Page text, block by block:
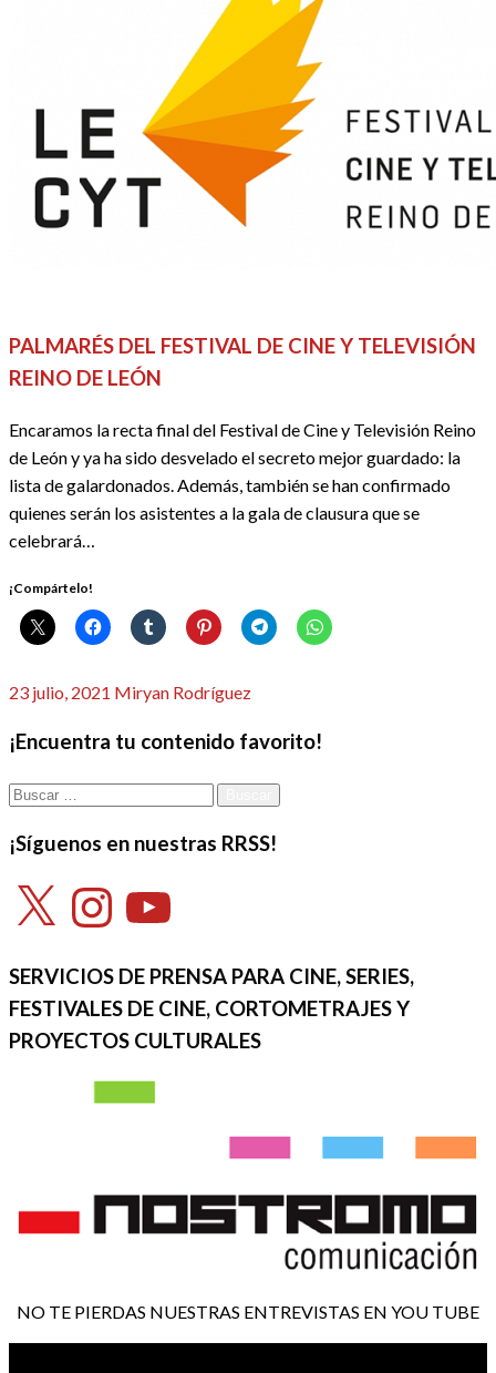
PALMARÉS DEL FESTIVAL DE CINE Y TELEVISIÓN
REINO DE LEÓN
Encaramos la recta final del Festival de Cine y Televisión Reino
de León y ya ha sido desvelado el secreto mejor guardado: la
lista de galardonados. Además, también se han confirmado
quienes serán los asistentes a la gala de clausura que se
celebrará…
¡Compártelo!
Publicado
23 julio, 2021 Miryan Rodríguez
¡Encuentra tu contenido favorito!
Buscar:
¡Síguenos en nuestras RRSS!
X InstagramYouTube
SERVICIOS DE PRENSA PARA CINE, SERIES,
FESTIVALES DE CINE, CORTOMETRAJES Y
PROYECTOS CULTURALES
NO TE PIERDAS NUESTRAS ENTREVISTAS EN YOU TUBE